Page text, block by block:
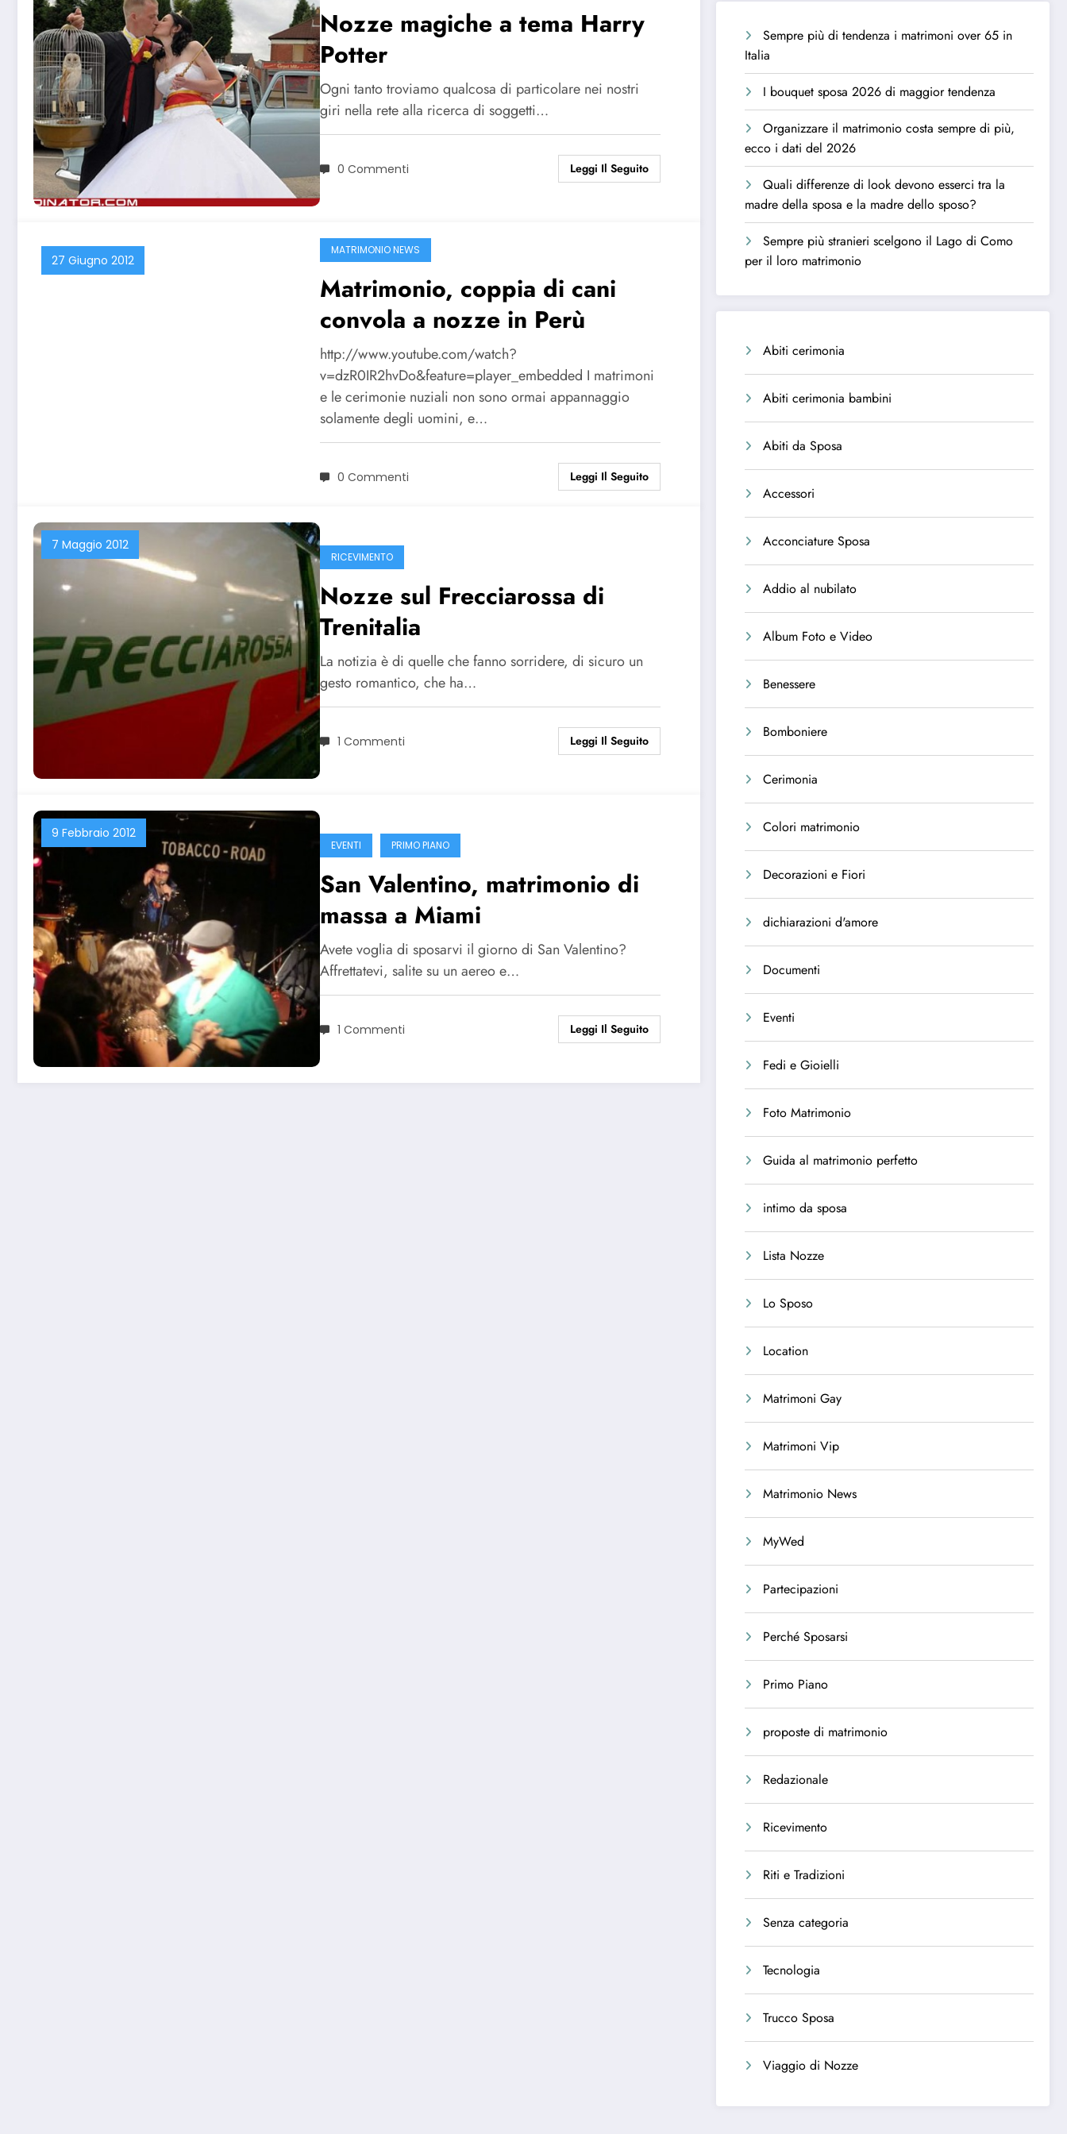
Nozze magiche a tema Harry
Potter
Ogni tanto troviamo qualcosa di particolare nei nostri
giri nella rete alla ricerca di soggetti…
0 Commenti Leggi Il Seguito
27 Giugno 2012
MATRIMONIO NEWS
Matrimonio, coppia di cani
convola a nozze in Perù
http://www.youtube.com/watch?
v=dzR0IR2hvDo&feature=player_embedded I matrimoni
e le cerimonie nuziali non sono ormai appannaggio
solamente degli uomini, e…
0 Commenti Leggi Il Seguito
7 Maggio 2012
RICEVIMENTO
Nozze sul Frecciarossa di
Trenitalia
La notizia è di quelle che fanno sorridere, di sicuro un
gesto romantico, che ha…
1 Commenti Leggi Il Seguito
9 Febbraio 2012
EVENTI PRIMO PIANO
San Valentino, matrimonio di
massa a Miami
Avete voglia di sposarvi il giorno di San Valentino?
Affrettatevi, salite su un aereo e…
1 Commenti Leggi Il Seguito
Sempre più di tendenza i matrimoni over 65 in
Italia
I bouquet sposa 2026 di maggior tendenza
Organizzare il matrimonio costa sempre di più,
ecco i dati del 2026
Quali differenze di look devono esserci tra la
madre della sposa e la madre dello sposo?
Sempre più stranieri scelgono il Lago di Como
per il loro matrimonio
Abiti cerimonia
Abiti cerimonia bambini
Abiti da Sposa
Accessori
Acconciature Sposa
Addio al nubilato
Album Foto e Video
Benessere
Bomboniere
Cerimonia
Colori matrimonio
Decorazioni e Fiori
dichiarazioni d'amore
Documenti
Eventi
Fedi e Gioielli
Foto Matrimonio
Guida al matrimonio perfetto
intimo da sposa
Lista Nozze
Lo Sposo
Location
Matrimoni Gay
Matrimoni Vip
Matrimonio News
MyWed
Partecipazioni
Perché Sposarsi
Primo Piano
proposte di matrimonio
Redazionale
Ricevimento
Riti e Tradizioni
Senza categoria
Tecnologia
Trucco Sposa
Viaggio di Nozze